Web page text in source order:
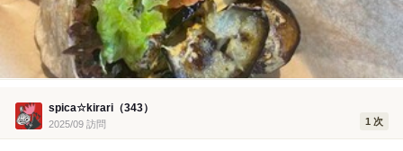
spica☆kirari（343）
2025/09 訪問 1 次